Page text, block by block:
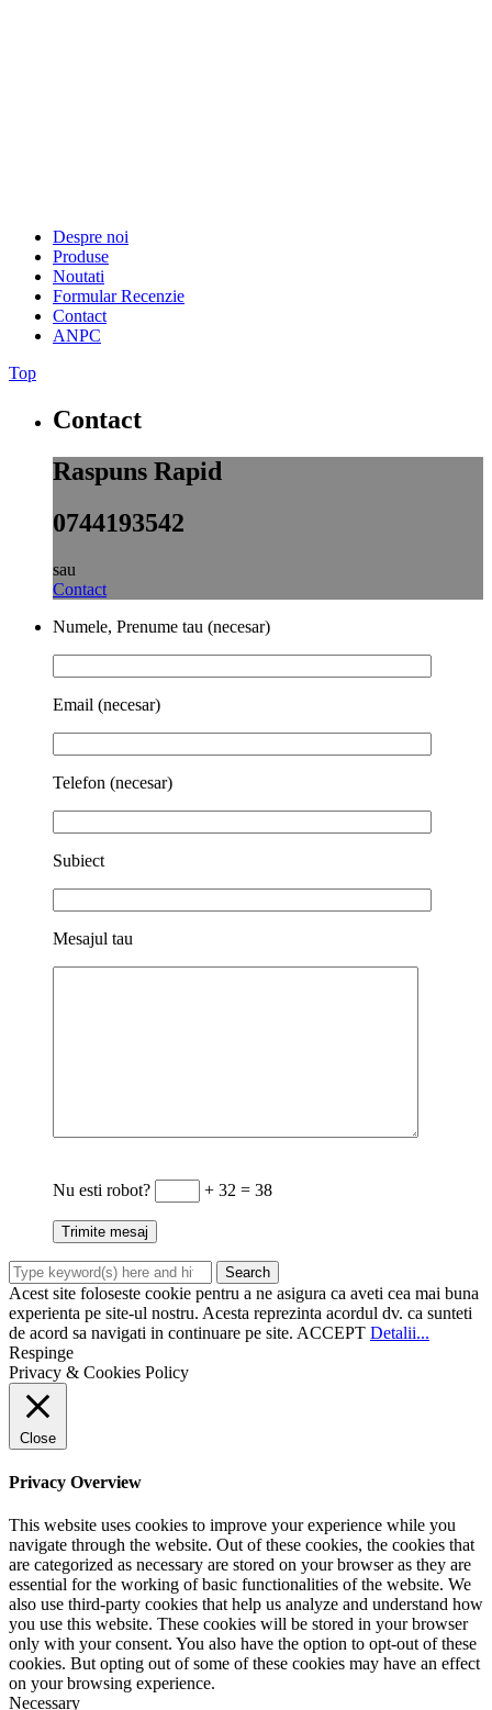
Despre noi
Produse
Noutati
Formular Recenzie
Contact
ANPC
Top
Contact
Raspuns Rapid
0744193542
sau
Contact
Numele, Prenume tau (necesar)
Email (necesar)
Telefon (necesar)
Subiect
Mesajul tau
Nu esti robot? + 32 = 38
Acest site foloseste cookie pentru a ne asigura ca aveti cea mai buna
experienta pe site-ul nostru. Acesta reprezinta acordul dv. ca sunteti
de acord sa navigati in continuare pe site. ACCEPT Detalii...
Respinge
Privacy & Cookies Policy
Close
Privacy Overview
This website uses cookies to improve your experience while you
navigate through the website. Out of these cookies, the cookies that
are categorized as necessary are stored on your browser as they are
essential for the working of basic functionalities of the website. We
also use third-party cookies that help us analyze and understand how
you use this website. These cookies will be stored in your browser
only with your consent. You also have the option to opt-out of these
cookies. But opting out of some of these cookies may have an effect
on your browsing experience.
Necessary